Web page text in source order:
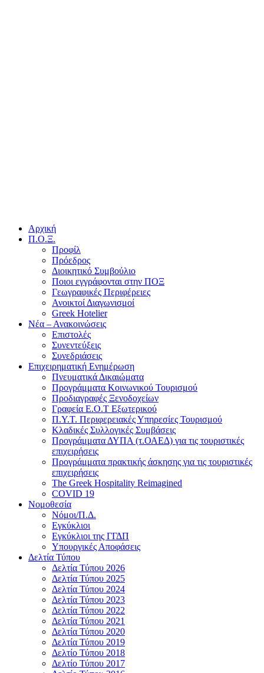
Αρχική
Π.Ο.Ξ.
Προφίλ
Πρόεδρος
Διοικητικό Συμβούλιο
Ποιοι εγγράφονται στην ΠΟΞ
Γεωγραφικές Περιφέρειες
Ανοικτοί Διαγωνισμoί
Greek Hotelier
Νέα – Ανακοινώσεις
Επιστολές
Συνεντεύξεις
Συνεδριάσεις
Επιχειρηματική Ενημέρωση
Πνευματικά Δικαιώματα
Προγράμματα Κοινωνικού Τουρισμού
Προδιαγραφές Ξενοδοχείων
Γραφεία Ε.Ο.Τ Εξωτερικού
Π.Υ.Τ. Περιφερειακές Υπηρεσίες Τουρισμού
Κλαδικές Συλλογικές Συμβάσεις
Προγράμματα ΔΥΠΑ (τ.ΟΑΕΔ) για τις τουριστικές
επιχειρήσεις
Προγράμματα πρακτικής άσκησης για τις τουριστικές
επιχειρήσεις
The Greek Hospitality Reimagined
COVID 19
Νομοθεσία
Νόμοι/Π.Δ.
Εγκύκλιοι
Εγκύκλιοι της ΓΓΔΠ
Υπουργικές Αποφάσεις
Δελτία Τύπου
Δελτία Τύπου 2026
Δελτία Τύπου 2025
Δελτία Τύπου 2024
Δελτία Τύπου 2023
Δελτία Τύπου 2022
Δελτία Τύπου 2021
Δελτία Τύπου 2020
Δελτία Τύπου 2019
Δελτίο Τύπου 2018
Δελτίο Τύπου 2017